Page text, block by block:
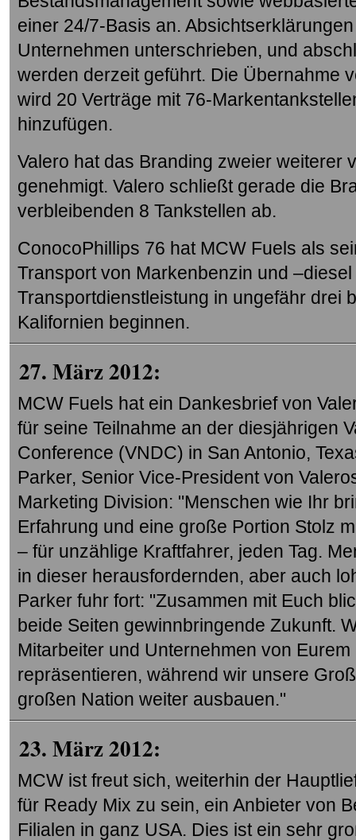
einer 24/7-Basis an.
Unternehmen unterschrieben, und
werden derzeit geführt. Die Übernahme
wird 20 Verträge mit 76-
hinzufügen.
Valero hat das Branding zweier weiterer
genehmigt. Valero schließt gerade die
verbleibenden 8 Tankstellen ab.
ConocoPhillips 76 hat MCW Fuels als
Transport von Markenbenzin und
Transportdienstleistung in ungefähr drei
Kalifornien beginnen.
27. März 2012:
MCW Fuels hat ein Dankesbrief von
für seine Teilnahme an der diesjährigen
Conference (VNDC) in San Antonio,
Parker, Senior Vice-President von
Marketing Division: "Menschen wie Ihr
Erfahrung und eine große Portion Stolz
– für unzählige Kraftfahrer, jeden Tag.
in dieser herausfordernden, aber auch
Parker fuhr fort: "Zusammen mit Euch
beide Seiten gewinnbringende Zukunft.
Mitarbeiter und Unternehmen von
repräsentieren, während wir unsere
großen Nation weiter ausbauen."
23. März 2012:
MCW ist freut sich, weiterhin der
für Ready Mix zu sein, ein Anbieter von
Filialen in ganz USA. Dies ist ein sehr